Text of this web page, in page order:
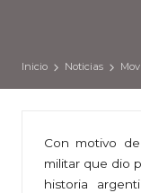
Inicio Noticias
Con motivo
militar que dio
historia